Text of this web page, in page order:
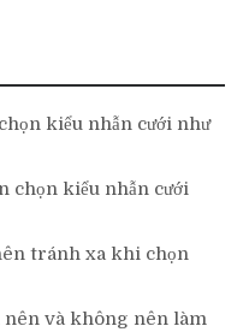
kiểu nhẫn cưới như
chọn kiểu nhẫn cưới
tránh xa khi chọn
nên và không nên làm